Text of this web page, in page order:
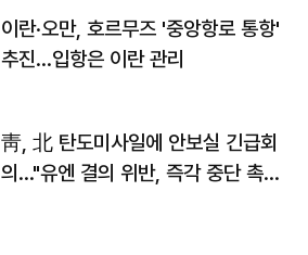
이란·오만, 호르무즈 '중앙항로 통항'
추진…입항은 이란 관리
靑, 北 탄도미사일에 안보실 긴급회
의…"유엔 결의 위반, 즉각 중단 촉